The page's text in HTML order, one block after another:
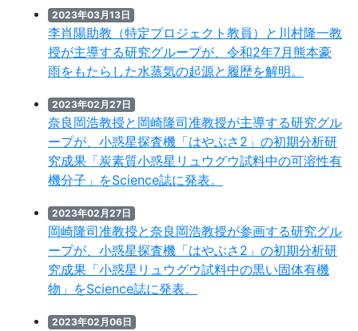
2023年03月13日
李肖陽助教（特定プロジェクト教員）と川村隆⼀教
授が主導する研究グループが、令和2年7⽉熊本豪
⾬をもたらした⽔蒸気の起源と履歴を解明。
2023年02月27日
奈良岡浩教授と岡崎隆司准教授が主導する研究グル
ープが、小惑星探査機「はやぶさ2」の初期分析研
究成果「炭素質小惑星リュウグウ試料中の可溶性有
機分子」をScience誌に発表。
2023年02月27日
岡崎隆司准教授と奈良岡浩教授が参画する研究グル
ープが、小惑星探査機「はやぶさ2」の初期分析研
究成果「小惑星リュウグウ試料中の黒い固体有機
物」をScience誌に発表。
2023年02月06日